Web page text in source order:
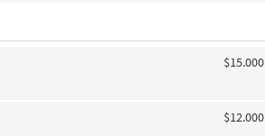
$15.000
$12.000